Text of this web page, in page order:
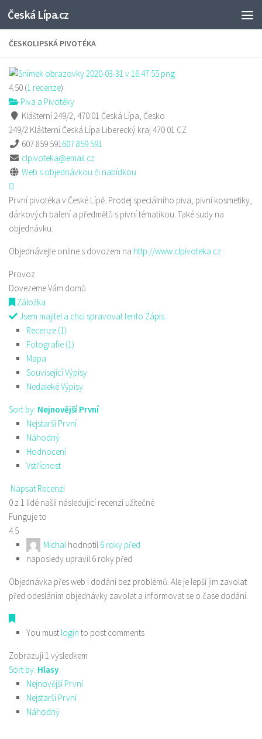
Skip to content
Česká Lípa.cz
ČESKOLIPSKÁ PIVOTÉKA
4.50 (1 recenze)
Piva a Pivotéky
Klášterní 249/2, 470 01 Česká Lípa, Česko
249/2 Klášterní Česká Lípa Liberecký kraj470 01 CZ
607 859 591607 859 591
clpivoteka@email.cz
Web s objednávkou či nabídkou
První pivotéka v České Lípě. Prodej speciálního piva, pivní kosmetiky,
dárkových balení a předmětů s pivní tématikou. Také sudy na
objednávku.
Objednávejte online s dovozem na http://www.clpivoteka.cz
Provoz
Dovezeme Vám domů
Záložka
Jsem majitel a chci spravovat tento Zápis
Recenze (1)
Fotografie (1)
Mapa
Související Výpisy
Nedaleké Výpisy
Sort by: Nejnovější První
Nejstarší První
Náhodný
Hodnocení
Vstřícnost
Napsat Recenzi
0 z 1 lidé našli následující recenzi užitečné
Funguje to
4.5
Michal hodnotil 6 roky před
naposledy upravil 6 roky před
Objednávka přes web i dodání bez problémů. Ale je lepší jim zavolat
před odesláním objednávky zavolat a informovat se o čase dodání.
You must login to post comments
Zobrazuji 1 výsledkem
Sort by: Hlasy
Nejnovější První
Nejstarší První
Náhodný